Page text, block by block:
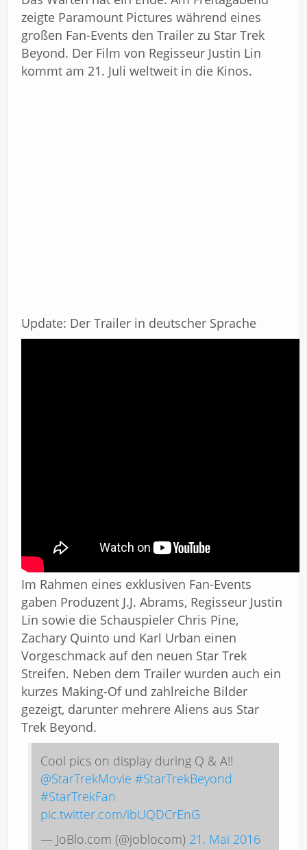
zeigte Paramount Pictures während eines
großen Fan-Events den Trailer zu Star Trek
Beyond. Der Film von Regisseur Justin Lin
kommt am 21. Juli weltweit in die Kinos.
Update: Der Trailer in deutscher Sprache
Im Rahmen eines exklusiven Fan-Events
gaben Produzent J.J. Abrams, Regisseur Justin
Lin sowie die Schauspieler Chris Pine,
Zachary Quinto und Karl Urban einen
Vorgeschmack auf den neuen Star Trek
Streifen. Neben dem Trailer wurden auch ein
kurzes Making-Of und zahlreiche Bilder
gezeigt, darunter mehrere Aliens aus Star
Trek Beyond.
Cool pics on display during Q & A!!
@StarTrekMovie #StarTrekBeyond
#StarTrekFan
pic.twitter.com/ibUQDCrEnG
— JoBlo.com (@joblocom) 21. Mai 2016